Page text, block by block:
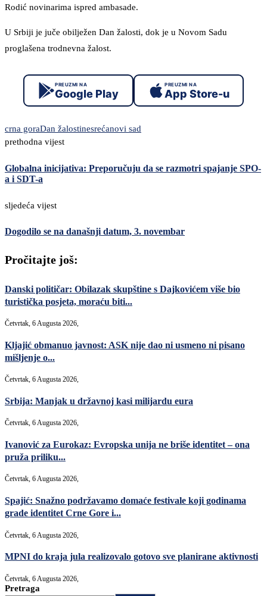
Rodić novinarima ispred ambasade.
U Srbiji je juče obilježen Dan žalosti, dok je u Novom Sadu
proglašena trodnevna žalost.
PREUZMI NA
Google Play
PREUZMI NA
App Store-u
crna goraDan žalostinesrećanovi sad
prethodna vijest
Globalna inicijativa: Preporučuju da se razmotri spajanje SPO-
a i SDT-a
sljedeća vijest
Dogodilo se na današnji datum, 3. novembar
Pročitajte još:
Danski političar: Obilazak skupštine s Dajkovićem više bio
turistička posjeta, moraću biti...
Četvrtak, 6 Augusta 2026,
Kljajić obmanuo javnost: ASK nije dao ni usmeno ni pisano
mišljenje o...
Četvrtak, 6 Augusta 2026,
Srbija: Manjak u državnoj kasi milijardu eura
Četvrtak, 6 Augusta 2026,
Ivanović za Eurokaz: Evropska unija ne briše identitet – ona
pruža priliku...
Četvrtak, 6 Augusta 2026,
Spajić: Snažno podržavamo domaće festivale koji godinama
grade identitet Crne Gore i...
Četvrtak, 6 Augusta 2026,
MPNI do kraja jula realizovalo gotovo sve planirane aktivnosti
Četvrtak, 6 Augusta 2026,
Pretraga